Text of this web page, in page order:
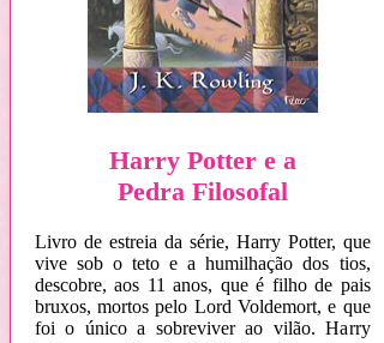
Harry Potter e a
Pedra Filosofal
Livro de estreia da série, Harry Potter, que
vive sob o teto e a humilhação dos tios,
descobre, aos 11 anos, que é filho de pais
bruxos, mortos pelo Lord Voldemort, e que
foi o único a sobreviver ao vilão. Harry